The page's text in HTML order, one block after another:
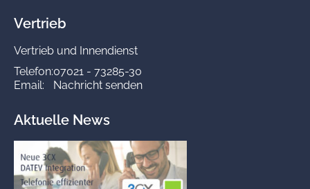
Vertrieb
Vertrieb und Innendienst
Telefon:07021 - 73285-30
Email:
Nachricht senden
Aktuelle News